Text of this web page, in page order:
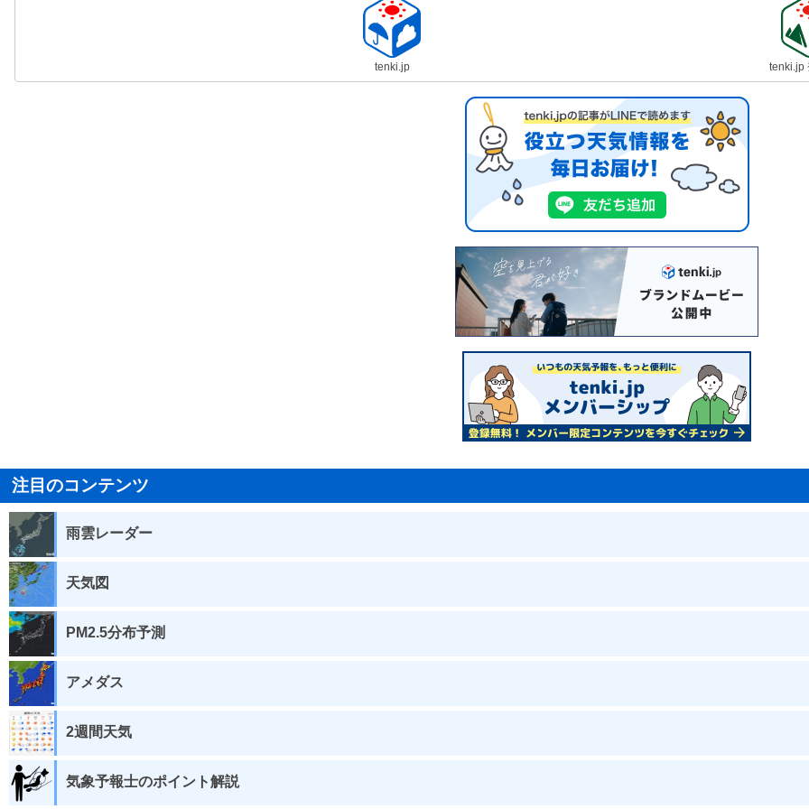
tenki.jp tenki.jp
注目のコンテンツ
雨雲レーダー
天気図
PM2.5分布予測
アメダス
2週間天気
気象予報士のポイント解説